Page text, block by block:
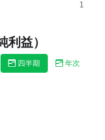
1
益）
四半期 年次